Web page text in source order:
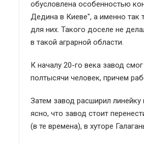
обусловлена особенностью
Дедина в Киеве", а именно так
для них. Такого доселе не
в такой аграрной области.
К началу 20-го века завод
полтысячи человек, причем
Затем завод расширил
ясно, что завод стоит
(в те времена), в хуторе